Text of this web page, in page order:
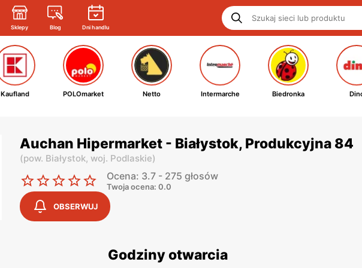
Sklepy Blog Dni handlu
Kaufland POLOmarket Netto Intermarche Biedronka
Auchan Hipermarket - Białystok, Produkcyjna 84
(pow. Białystok, woj. Podlaskie)
Ocena: 3.7 - 275 głosów
Twoja ocena: 0.0
OBSERWUJ
Godziny otwarcia